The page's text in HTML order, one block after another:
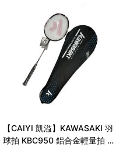
【CAIYI 凱溢】KAWASAKI 羽
球拍 KBC950 鋁合金輕量拍 附